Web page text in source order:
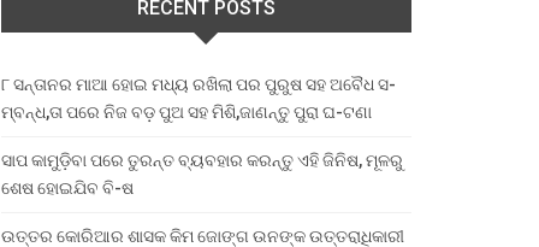
RECENT POSTS
୮ ସନ୍ତାନର ମାଆ ହୋଇ ମଧ୍ୟ ରଖିଲା ପର ପୁରୁଷ ସହ ଅବୈଧ ସ-
ମ୍ବନ୍ଧ,ତା ପରେ ନିଜ ବଡ଼ ପୁଅ ସହ ମିଶି,ଜାଣନ୍ତୁ ପୁରା ଘ-ଟଣା
ସାପ କାମୁଡ଼ିବା ପରେ ତୁରନ୍ତ ବ୍ୟବହାର କରନ୍ତୁ ଏହି ଜିନିଷ, ମୂଳରୁ
ଶେଷ ହୋଇଯିବ ବି-ଷ
ଉତ୍ତର କୋରିଆର ଶାସକ କିମ ଜୋଙ୍ଗ ଉନଙ୍କ ଉତ୍ତରାଧିକାରୀ